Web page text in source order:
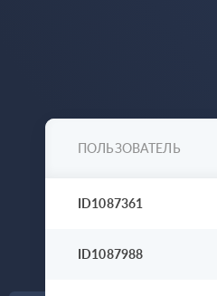
ПОЛЬЗОВАТЕЛЬ
ID1087361
ID1087988